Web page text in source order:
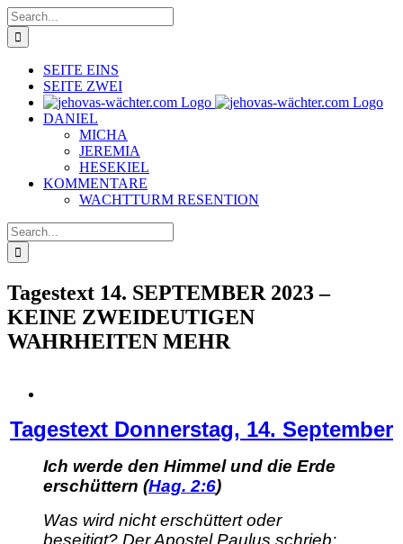
Skip
to
content
Search
for:
SEITE EINS
SEITE ZWEI
DANIEL
MICHA
JEREMIA
HESEKIEL
KOMMENTARE
WACHTTURM RESENTION
Search
for:
Tagestext 14. SEPTEMBER 2023 –
KEINE ZWEIDEUTIGEN
WAHRHEITEN MEHR
Image
Tagestext Donnerstag, 14. September
Ich werde den Himmel und die Erde
erschüttern (Hag. 2:6)
Was wird nicht erschüttert oder
beseitigt? Der Apostel Paulus schrieb: